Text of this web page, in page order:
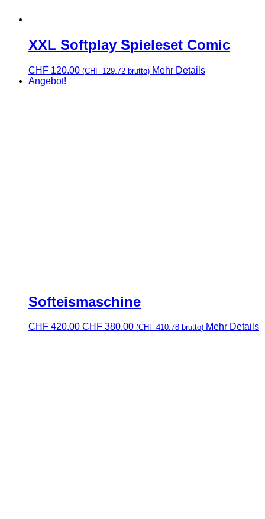
XXL Softplay Spieleset Comic
CHF 120.00 (CHF 129.72 brutto) Mehr Details
Angebot!
Softeismaschine
CHF420.00 Ursprünglicher
CHF 380.00Aktueller
(CHF 410.78 brutto) Mehr Details